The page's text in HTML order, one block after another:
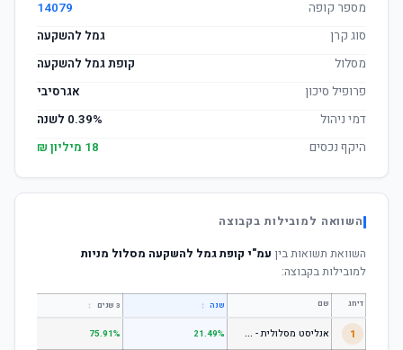
מספר קופה
14079
סוג קרן
גמל להשקעה
מסלול
קופת גמל להשקעה
פרופיל סיכון
אגרסיבי
דמי ניהול
0.39% לשנה
היקף נכסים
18 מיליון ₪
השוואה למובילות בקבוצה
השוואת תשואות בין עמ"י קופת גמל להשקעה מסלול מניות
למובילות בקבוצה:
דירוג שם שנה ↕ 3 שנים ↕
1 א
נליסט מסלולית - קופת גמל להשקעה מניות 21.49%
75.91%